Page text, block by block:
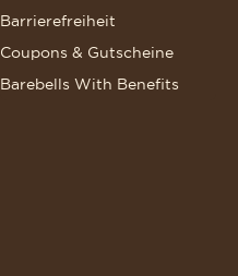
Barrierefreiheit
Coupons & Gutscheine
Barebells With Benefits